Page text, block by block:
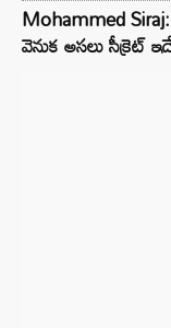
Mohammed
వెనుక అసలు సీక్రెట్‌